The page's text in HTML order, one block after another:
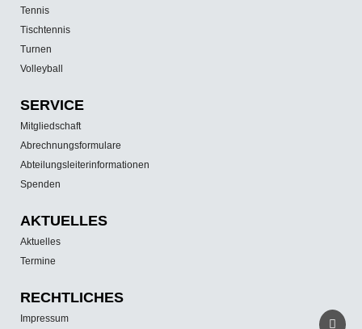
Tennis
Tischtennis
Turnen
Volleyball
SERVICE
Mitgliedschaft
Abrechnungsformulare
Abteilungsleiterinformationen
Spenden
AKTUELLES
Aktuelles
Termine
RECHTLICHES
Impressum